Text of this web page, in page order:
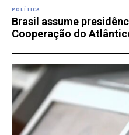
POLÍTICA
Brasil assume
Cooperação do